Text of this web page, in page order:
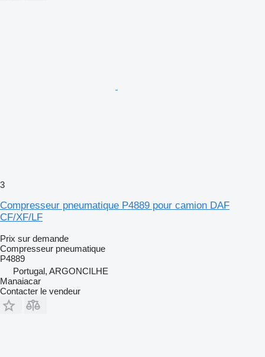
3
Compresseur pneumatique P4889 pour camion DAF
CF/XF/LF
Prix sur demande
Compresseur pneumatique
P4889
Portugal, ARGONCILHE
Manaiacar
Contacter le vendeur